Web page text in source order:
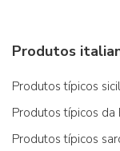
Produtos
Produtos típicos
Produtos típicos da
Produtos típicos